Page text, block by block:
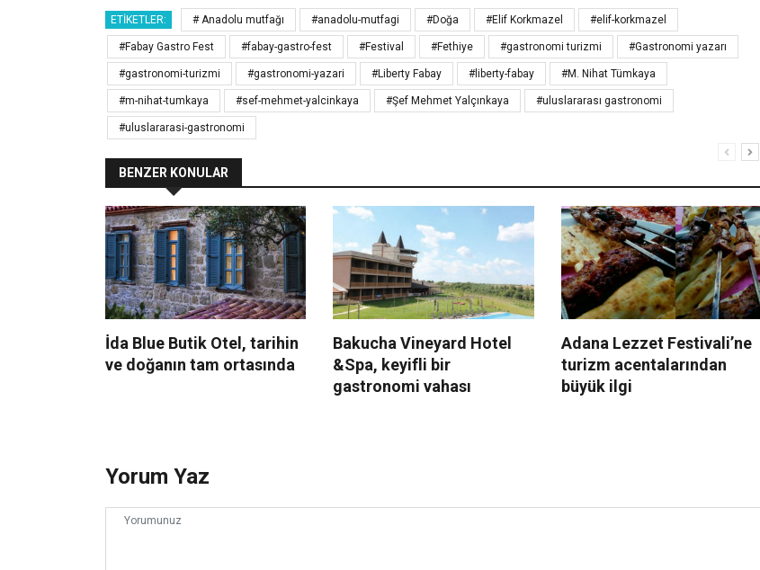
ETIKETLER: # Anadolu mutfağı #anadolu-mutfagi #Doğa #Elif Korkmazel #elif-korkmazel
#Fabay Gastro Fest #fabay-gastro-fest #Festival #Fethiye #gastronomi turizmi #Gastronomi yazarı
#gastronomi-turizmi #gastronomi-yazari #Liberty Fabay #liberty-fabay #M. Nihat Tümkaya
#m-nihat-tumkaya #sef-mehmet-yalcinkaya #Şef Mehmet Yalçınkaya #uluslararası gastronomi
#uluslararasi-gastronomi
BENZER KONULAR
İda Blue Butik Otel, tarihin
ve doğanın tam ortasında
Bakucha Vineyard Hotel
&Spa, keyifli bir
gastronomi vahası
Adana Lezzet Festivali’ne
turizm acentalarından
büyük ilgi
Yorum Yaz